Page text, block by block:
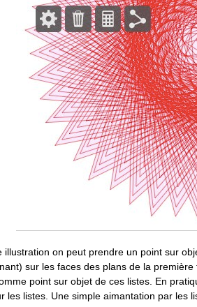
on peut prendre un point sur
sur les faces des plans de la
point sur objet de ces listes. En
les listes. Une simple aimantation par les